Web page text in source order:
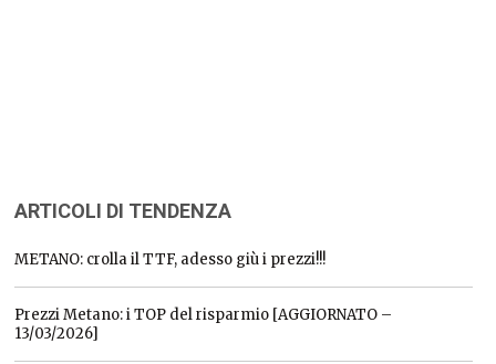
ARTICOLI DI TENDENZA
METANO: crolla il TTF, adesso giù i prezzi!!!
Prezzi Metano: i TOP del risparmio [AGGIORNATO –
13/03/2026]